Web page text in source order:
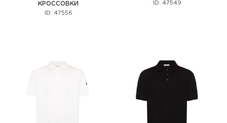
КРОССОВКИ
ID: 47556
ID: 47549